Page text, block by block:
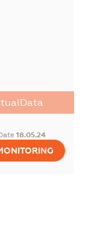
18.05.24